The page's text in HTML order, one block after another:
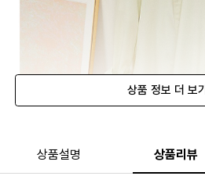
상품 정보 더 보기
상품설명 상품리뷰